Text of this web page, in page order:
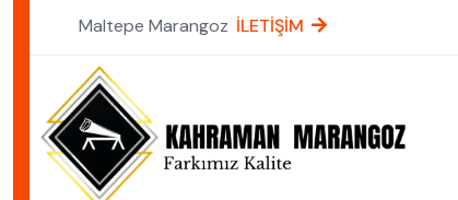
Maltepe Marangoz İLETİŞİM
by
29 Ağustos 2025